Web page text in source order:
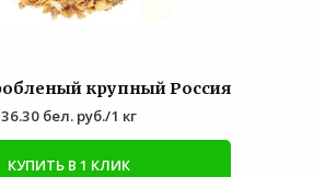
крупный Россия
36.30 бел. руб./1 кг
КУПИТЬ В 1 КЛИК